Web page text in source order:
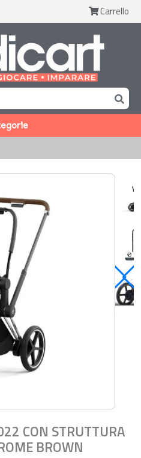
Carrello
CON STRUTTURA
BROWN